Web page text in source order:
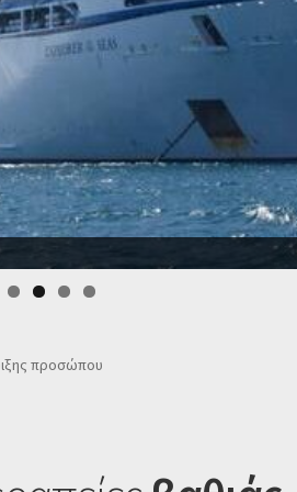
προσώπου